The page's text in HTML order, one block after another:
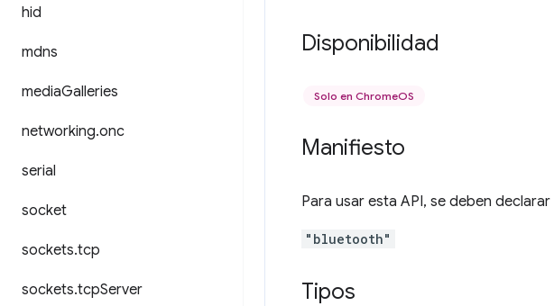
hid
mdns
mediaGalleries
networking.onc
serial
socket
sockets.tcp
sockets.tcpServer
Disponibilidad
Solo en ChromeOS
Manifiesto
Para usar esta API, se deben
"bluetooth"
Tipos